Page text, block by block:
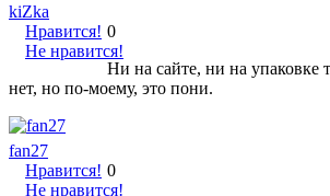
kiZka
Нравится!
Не нравится!
0
Ни на сайте, ни на упаковке
нет, но по-моему, это пони.
fan27
Нравится!
Не нравится!
0